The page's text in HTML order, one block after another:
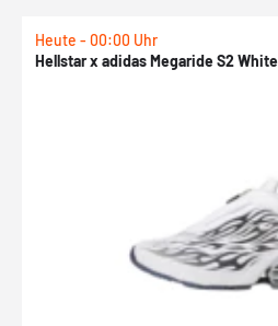
Heute - 00:00 Uhr
Hellstar x adidas Megaride S2 White